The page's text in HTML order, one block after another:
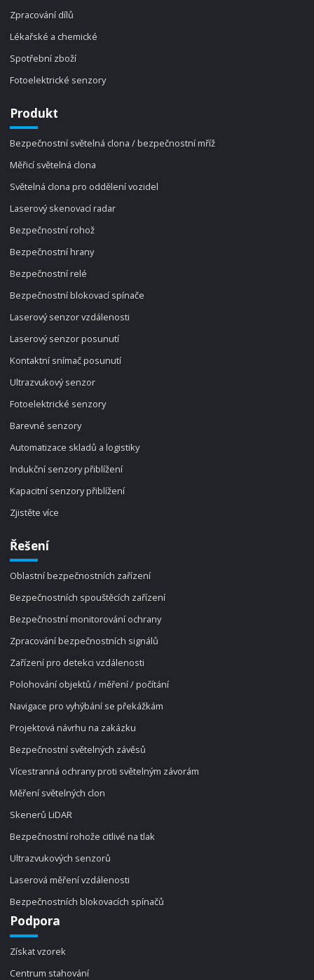
Zpracování dílů
Lékařské a chemické
Spotřební zboží
Fotoelektrické senzory
Produkt
Bezpečnostní světelná clona / bezpečnostní mříž
Měřicí světelná clona
Světelná clona pro oddělení vozidel
Laserový skenovací radar
Bezpečnostní rohož
Bezpečnostní hrany
Bezpečnostní relé
Bezpečnostní blokovací spínače
Laserový senzor vzdálenosti
Laserový senzor posunutí
Kontaktní snímač posunutí
Ultrazvukový senzor
Fotoelektrické senzory
Barevné senzory
Automatizace skladů a logistiky
Indukční senzory přiblížení
Kapacitní senzory přiblížení
Zjistěte více
Řešení
Oblastní bezpečnostních zařízení
Bezpečnostních spouštěcích zařízení
Bezpečnostní monitorování ochrany
Zpracování bezpečnostních signálů
Zařízení pro detekci vzdálenosti
Polohování objektů / měření / počítání
Navigace pro vyhýbání se překážkám
Projektová návrhu na zakázku
Bezpečnostní světelných závěsů
Vícestranná ochrany proti světelným závorám
Měření světelných clon
Skenerů LiDAR
Bezpečnostní rohože citlivé na tlak
Ultrazvukových senzorů
Laserová měření vzdálenosti
Bezpečnostních blokovacích spínačů
Podpora
Získat vzorek
Centrum stahování